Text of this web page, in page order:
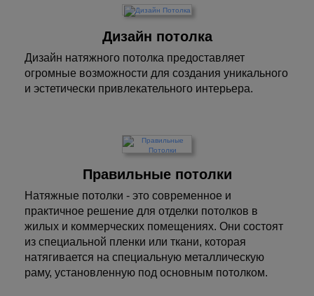
Дизайн потолка
Дизайн натяжного потолка предоставляет
огромные возможности для создания уникального
и эстетически привлекательного интерьера.
Правильные потолки
Натяжные потолки - это современное и
практичное решение для отделки потолков в
жилых и коммерческих помещениях. Они состоят
из специальной пленки или ткани, которая
натягивается на специальную металлическую
раму, установленную под основным потолком.